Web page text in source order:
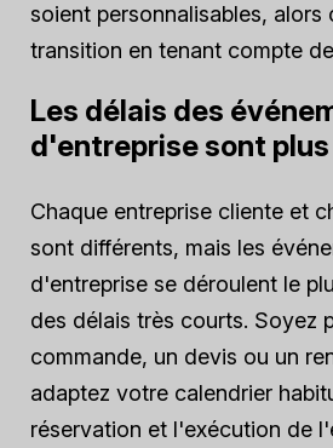
soient personnalisables, alors
transition en tenant compte
Les délais des
d'entreprise sont
Chaque entreprise cliente et
sont différents, mais les
d'entreprise se déroulent le
des délais très courts. Soyez
commande, un devis ou un
adaptez votre calendrier
réservation et l'exécution de